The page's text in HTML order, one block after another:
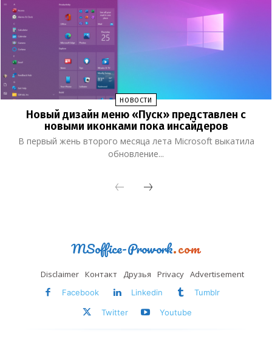
НОВОСТИ
Новый дизайн меню «Пуск» представлен с
новыми иконками пока инсайдеров
В первый жень второго месяца лета Microsoft выкатила
обновление...
MSoffice-Prowork.com
Disclaimer Контакт Друзья Privacy Advertisement
Facebook Linkedin Tumblr
Twitter Youtube